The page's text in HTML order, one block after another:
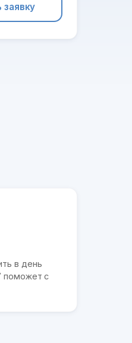
заявку
в день
поможет с